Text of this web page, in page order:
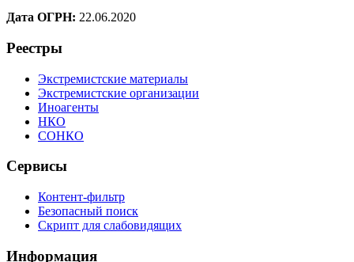
Дата ОГРН: 22.06.2020
Реестры
Экстремистские материалы
Экстремистские организации
Иноагенты
НКО
СОНКО
Сервисы
Контент-фильтр
Безопасный поиск
Скрипт для слабовидящих
Информация